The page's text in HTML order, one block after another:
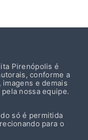
Pirenópolis é
conforme a
e demais
nossa equipe.
só é permitida
para o